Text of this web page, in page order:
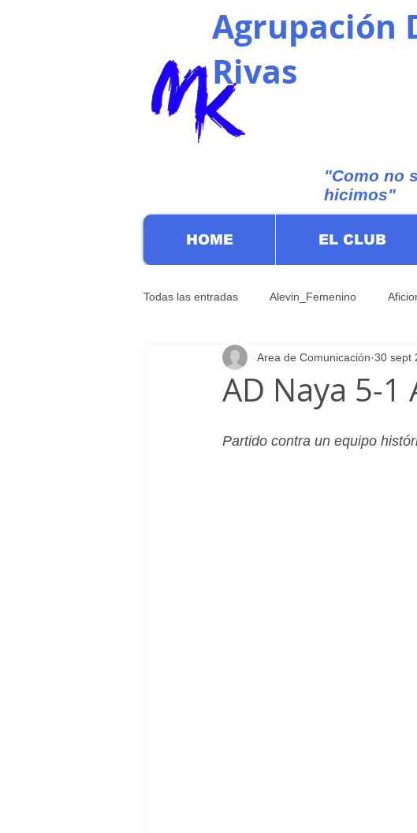
Agrupación
Rivas
"Como no
hicimos"
HOME EL CLUB
Todas las entradas Alevin_Femenino
Infantil_Femenino Patrocinadores
AD Naya 5-1
Area de Comunicación 30 sept
Partido contra un equipo